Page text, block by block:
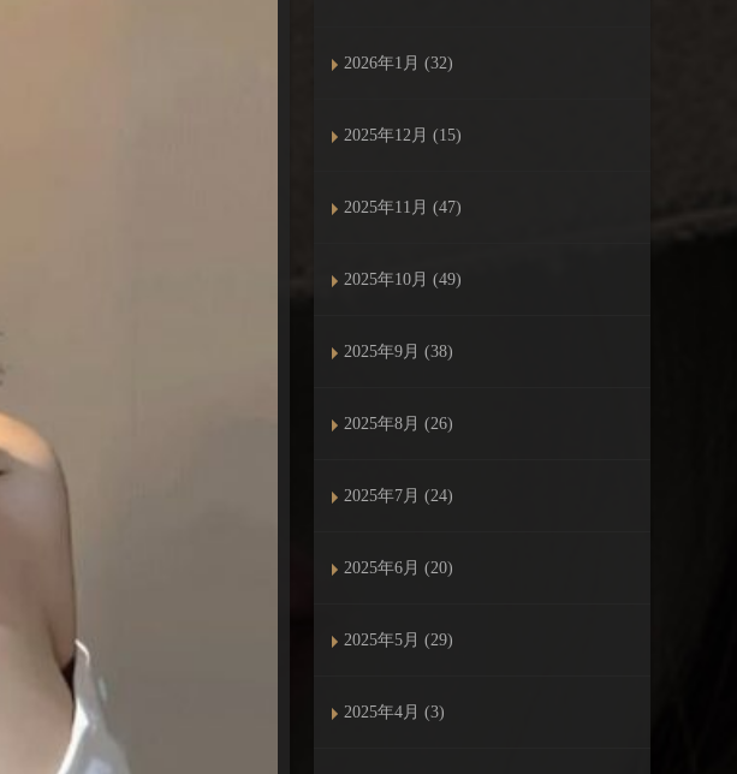
2026年1月 (32)
2025年12月 (15)
2025年11月 (47)
2025年10月 (49)
2025年9月 (38)
2025年8月 (26)
2025年7月 (24)
2025年6月 (20)
2025年5月 (29)
2025年4月 (3)